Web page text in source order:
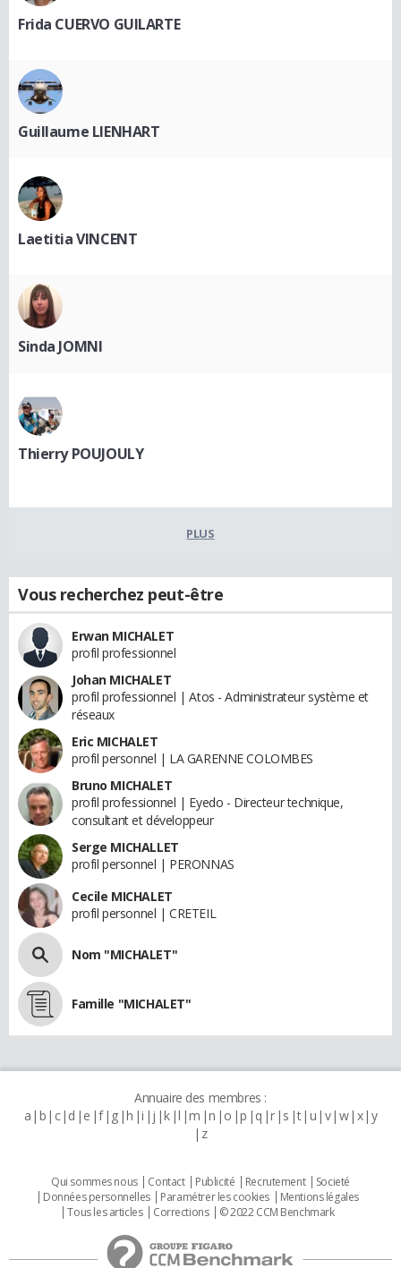
Frida CUERVO GUILARTE
Guillaume LIENHART
Laetitia VINCENT
Sinda JOMNI
Thierry POUJOULY
PLUS
Vous recherchez peut-être
Erwan MICHALET
profil professionnel
Johan MICHALET
profil professionnel | Atos - Administrateur système et
réseaux
Eric MICHALET
profil personnel | LA GARENNE COLOMBES
Bruno MICHALET
profil professionnel | Eyedo - Directeur technique,
consultant et développeur
Serge MICHALLET
profil personnel | PERONNAS
Cecile MICHALET
profil personnel | CRETEIL
Nom "MICHALET"
Famille "MICHALET"
Annuaire des membres :
a b c d e f g h i j k l m n o p q r s t u v w x y
z
Qui sommes nous Contact Publicité Recrutement
Societé
Données personnelles
Paramétrer les cookies
Mentions légales
Tous les articles
Corrections © 2022 CCM Benchmark